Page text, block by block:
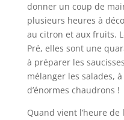
donner un coup de
plusieurs heures à
au citron et aux fruits.
Pré, elles sont une
à préparer les
mélanger les salades,
d’énormes chaudrons !
Quand vient l’heure de